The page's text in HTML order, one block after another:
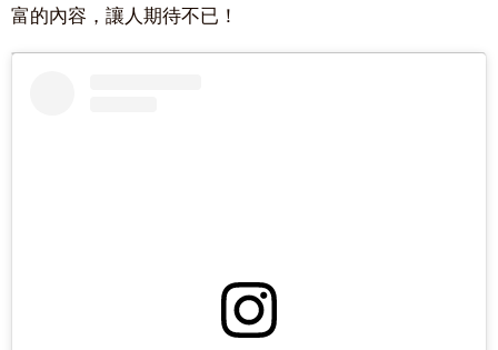
富的內容，讓人期待不已！